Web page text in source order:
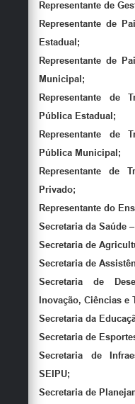
Representante de
Representante de
Estadual;
Representante de
Municipal;
Representante de
Pública Estadual;
Representante de
Pública Municipal;
Representante de
Privado;
Representante do
Secretaria da Saúde
Secretaria de
Secretaria de
Secretaria de
Inovação, Ciências e
Secretaria da
Secretaria de
Secretaria de
SEIPU;
Secretaria de